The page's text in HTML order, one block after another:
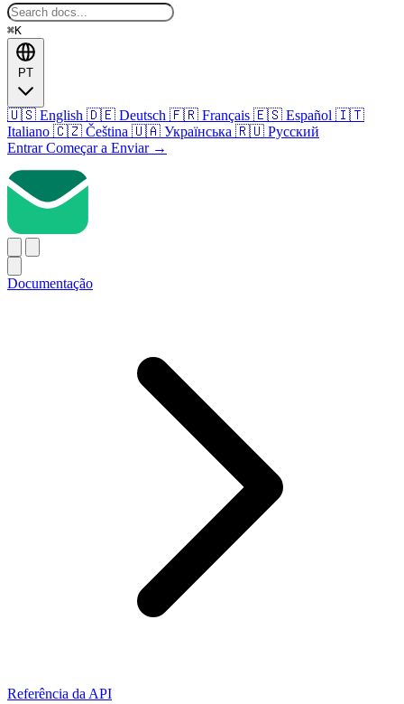
⌘K
PT
🇺🇸 English 🇩🇪 Deutsch 🇫🇷 Français 🇪🇸 Español 🇮🇹
Italiano 🇨🇿 Čeština 🇺🇦 Українська 🇷🇺 Русский
EntrarComeçar a Enviar →
Documentação
Referência da API